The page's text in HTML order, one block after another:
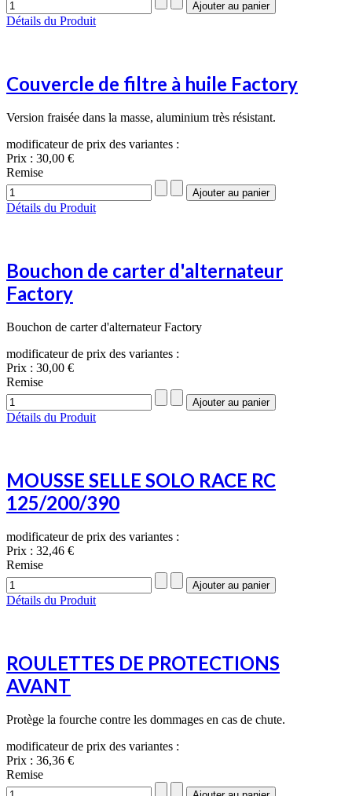
Détails du Produit
Couvercle de filtre à huile Factory
Version fraisée dans la masse, aluminium très résistant.
modificateur de prix des variantes :
Prix : 30,00 €
Remise
Détails du Produit
Bouchon de carter d'alternateur
Factory
Bouchon de carter d'alternateur Factory
modificateur de prix des variantes :
Prix : 30,00 €
Remise
Détails du Produit
MOUSSE SELLE SOLO RACE RC
125/200/390
modificateur de prix des variantes :
Prix : 32,46 €
Remise
Détails du Produit
ROULETTES DE PROTECTIONS
AVANT
Protège la fourche contre les dommages en cas de chute.
modificateur de prix des variantes :
Prix : 36,36 €
Remise